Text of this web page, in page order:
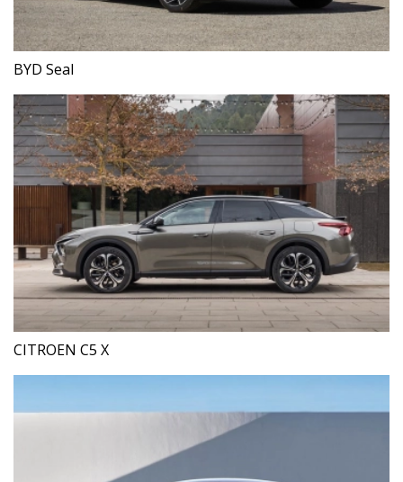
BYD Seal
CITROEN C5 X